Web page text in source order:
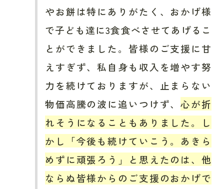
やお餅は特にありがたく、おかげ様
で子ども達に3食食べさせてあげるこ
とができました。皆様のご支援に甘
えすぎず、私自身も収入を増やす努
力を続けておりますが、止まらない
物価高騰の波に追いつけず、心が折
れそうになることもありました。し
かし「今後も続けていこう。あきら
めずに頑張ろう」と思えたのは、他
ならぬ皆様からのご支援のおかげで